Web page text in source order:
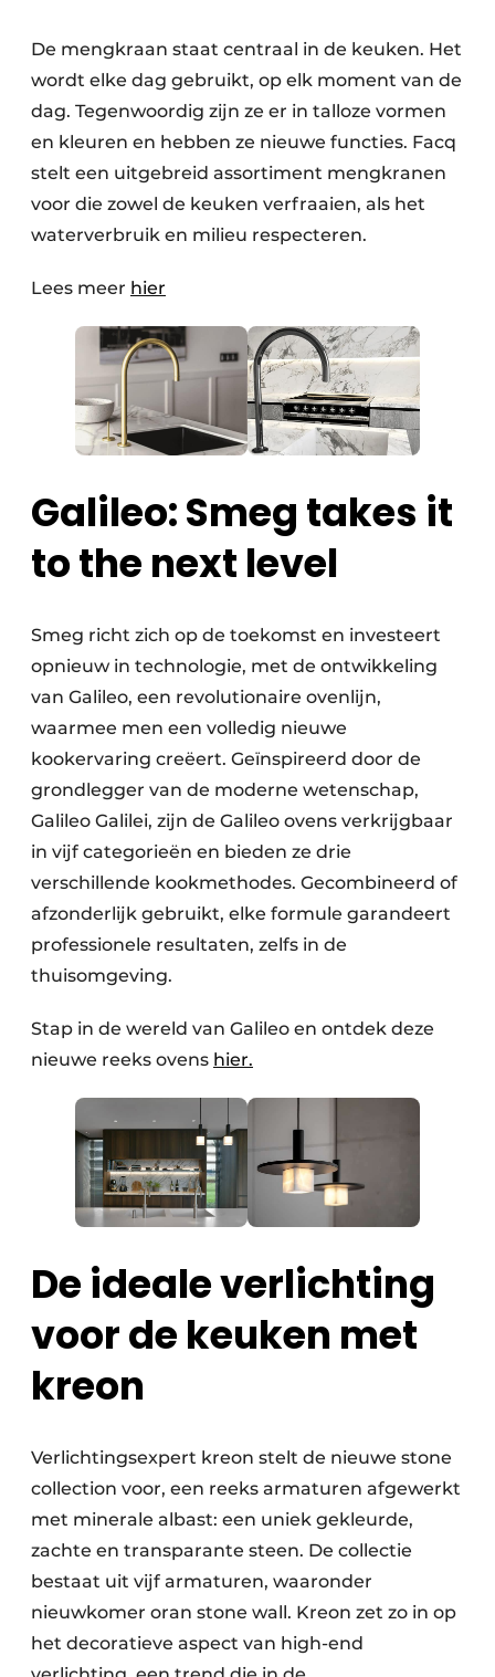
De mengkraan staat centraal in de keuken. Het
wordt elke dag gebruikt, op elk moment van de
dag. Tegenwoordig zijn ze er in talloze vormen
en kleuren en hebben ze nieuwe functies. Facq
stelt een uitgebreid assortiment mengkranen
voor die zowel de keuken verfraaien, als het
waterverbruik en milieu respecteren.
Lees meer hier
Galileo: Smeg takes it
to the next level
Smeg richt zich op de toekomst en investeert
opnieuw in technologie, met de ontwikkeling
van Galileo, een revolutionaire ovenlijn,
waarmee men een volledig nieuwe
kookervaring creëert. Geïnspireerd door de
grondlegger van de moderne wetenschap,
Galileo Galilei, zijn de Galileo ovens verkrijgbaar
in vijf categorieën en bieden ze drie
verschillende kookmethodes. Gecombineerd of
afzonderlijk gebruikt, elke formule garandeert
professionele resultaten, zelfs in de
thuisomgeving.
Stap in de wereld van Galileo en ontdek deze
nieuwe reeks ovens hier.
De ideale verlichting
voor de keuken met
kreon
Verlichtingsexpert kreon stelt de nieuwe stone
collection voor, een reeks armaturen afgewerkt
met minerale albast: een uniek gekleurde,
zachte en transparante steen. De collectie
bestaat uit vijf armaturen, waaronder
nieuwkomer oran stone wall. Kreon zet zo in op
het decoratieve aspect van high-end